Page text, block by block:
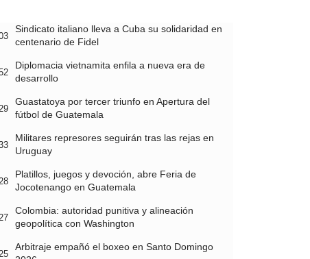
Sindicato italiano lleva a Cuba su solidaridad en
centenario de Fidel
Diplomacia vietnamita enfila a nueva era de
desarrollo
Guastatoya por tercer triunfo en Apertura del
fútbol de Guatemala
Militares represores seguirán tras las rejas en
Uruguay
Platillos, juegos y devoción, abre Feria de
Jocotenango en Guatemala
Colombia: autoridad punitiva y alineación
geopolítica con Washington
Arbitraje empañó el boxeo en Santo Domingo